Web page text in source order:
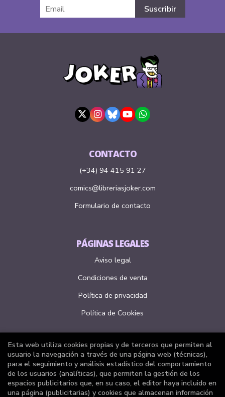
CONTACTO
(+34) 94 415 91 27
comics@libreriasjoker.com
Formulario de contacto
PÁGINAS LEGALES
Aviso legal
Condiciones de venta
Política de privacidad
Política de Cookies
ATENCIÓN AL CLIENTE
Quiénes somos
Pedidos especiales
Esta web utiliza cookies propias y de terceros que permiten al
usuario la navegación a través de una página web (técnicas),
para el seguimiento y análisis estadístico del comportamiento
de los usuarios (analíticas), que permiten la gestión de los
espacios publicitarios que, en su caso, el editor haya incluido en
una página (publicitarias) y cookies que almacenan información